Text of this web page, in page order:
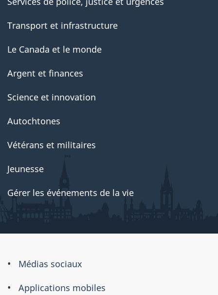
Transport et infrastructure
Le Canada et le monde
Argent et finances
Science et innovation
Autochtones
Vétérans et militaires
Jeunesse
Gérer les événements de la vie
À
propos
Médias sociaux
Applications mobiles